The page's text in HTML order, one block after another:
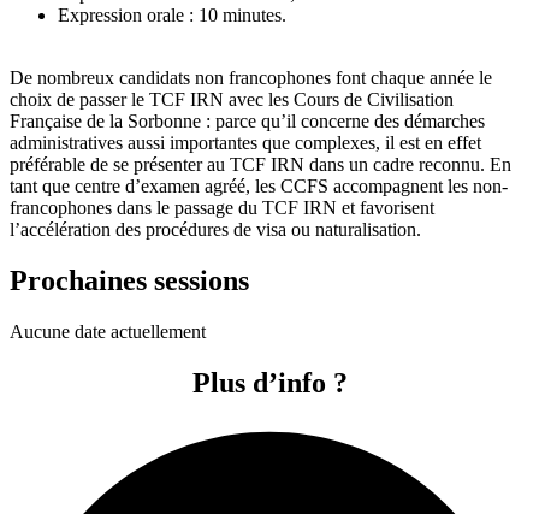
Expression orale : 10 minutes.
De nombreux candidats non francophones font chaque année le
choix de passer le TCF IRN avec les Cours de Civilisation
Française de la Sorbonne : parce qu’il concerne des démarches
administratives aussi importantes que complexes, il est en effet
préférable de se présenter au TCF IRN dans un cadre reconnu. En
tant que centre d’examen agréé, les CCFS accompagnent les non-
francophones dans le passage du TCF IRN et favorisent
l’accélération des procédures de visa ou naturalisation.
Prochaines sessions
Aucune date actuellement
Plus d’info ?